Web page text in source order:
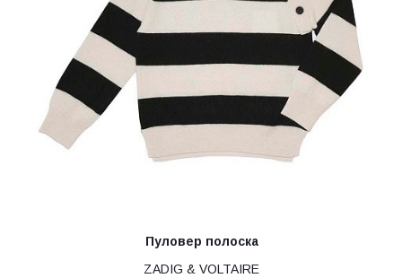
Пуловер полоска
ZADIG & VOLTAIRE